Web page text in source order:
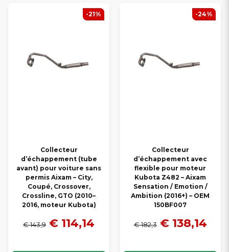
Collecteur
d’échappement (tube
avant) pour voiture sans
permis Aixam – City,
Coupé, Crossover,
Crossline, GTO (2010–
2016, moteur Kubota)
€ 143,9 € 114,14
-21%
Collecteur
d’échappement avec
flexible pour moteur
Kubota Z482 – Aixam
Sensation / Emotion /
Ambition (2016+) – OEM
150BF007
€ 182,3 € 138,14
-24%